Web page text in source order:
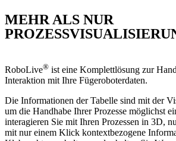
MEHR ALS NUR
RoboLive® ist eine Komplettlösung zur
Interaktion mit Ihre Fügeroboterdaten.
Die Informationen der Tabelle sind mit der
um die Handhabe Ihrer Prozesse möglichst
interagieren Sie mit Ihren Prozessen in 3D,
mit nur einem Klick kontextbezogene